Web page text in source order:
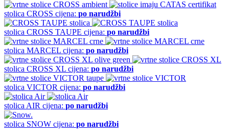
stolica CROSS cijena: po narudžbi
stolica CROSS TAUPE cijena: po narudžbi
stolica MARCEL cijena: po narudžbi
stolica CROSS XL cijena: po narudžbi
stolica VICTOR cijena: po narudžbi
stolica AIR cijena: po narudžbi
stolica SNOW cijena: po narudžbi